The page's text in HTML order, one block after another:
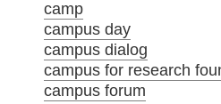
camp
campus day
campus dialog
campus for research
campus forum